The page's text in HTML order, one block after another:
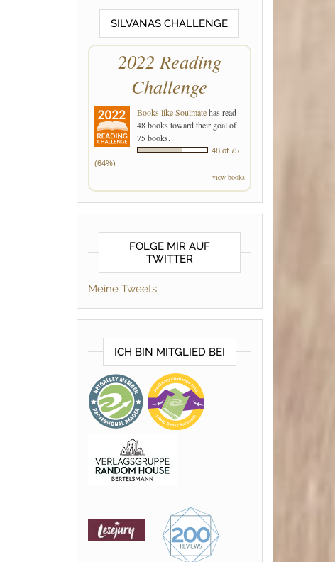
SILVANAS CHALLENGE
2022 Reading
Challenge
Books like Soulmatehas read
48 books toward their goal of
75 books.
48 of 75
(64%)
view books
FOLGE MIR AUF
TWITTER
Meine Tweets
ICH BIN MITGLIED BEI